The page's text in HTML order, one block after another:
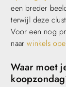
een breder
terwijl deze
Voor een nog
naarwinkels
Waar moet